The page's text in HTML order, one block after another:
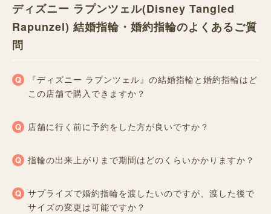
ディズニー ラプンツェル(Disney Tangled
Rapunzel) 結婚指輪・婚約指輪のよくあるご質
問
『ディズニー ラプンツェル』の結婚指輪と婚約指輪はど
この店舗で購入できますか？
店舗に行く前に予約をした方が良いですか？
指輪の出来上がりまで期間はどのくらいかかりますか？
サプライズで婚約指輪を渡したいのですが、渡した後で
サイズの変更は可能ですか？